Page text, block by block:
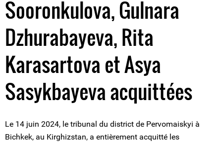
Sooronkulova, Gulnara
Dzhurabayeva, Rita
Karasartova et Asya
Sasykbayeva acquittées
Le 14 juin 2024, le tribunal du district de Pervomaiskyi à
Bichkek, au Kirghizstan, a entièrement acquitté les